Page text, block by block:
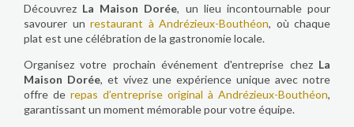
Découvrez La Maison Dorée, un lieu incontournable pour
savourer un restaurant à Andrézieux-Bouthéon, où chaque
plat est une célébration de la gastronomie locale.
Organisez votre prochain événement d'entreprise chez La
Maison Dorée, et vivez une expérience unique avec notre
offre de repas d’entreprise original à Andrézieux-Bouthéon,
garantissant un moment mémorable pour votre équipe.